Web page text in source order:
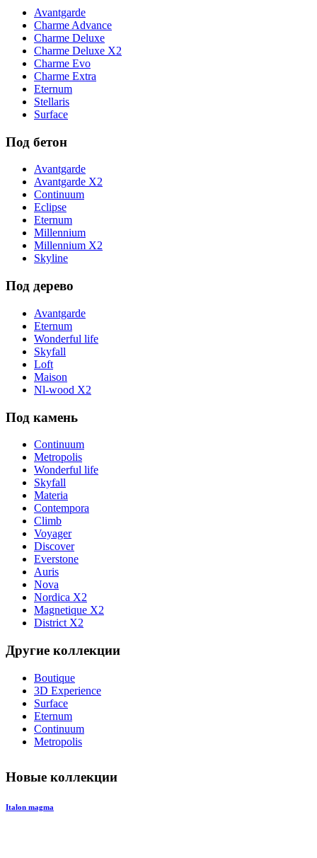
Avantgarde
Charme Advance
Charme Deluxe
Charme Deluxe X2
Charme Evo
Charme Extra
Eternum
Stellaris
Surface
Под бетон
Avantgarde
Avantgarde X2
Continuum
Eclipse
Eternum
Millennium
Millennium X2
Skyline
Под дерево
Avantgarde
Eternum
Wonderful life
Skyfall
Loft
Maison
Nl-wood X2
Под камень
Continuum
Metropolis
Wonderful life
Skyfall
Materia
Contempora
Climb
Voyager
Discover
Everstone
Auris
Nova
Nordica X2
Magnetique X2
District X2
Другие коллекции
Boutique
3D Experience
Surface
Eternum
Continuum
Metropolis
Новые коллекции
Italon magma